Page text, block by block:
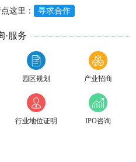
这里： 寻求合作
·服务
园区规划 产业招商
行业地位证明 IPO咨询